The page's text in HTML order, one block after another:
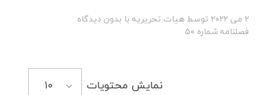
2 می 2022 توسط هیات تحریریه با بدون دیدگاه
فصلنامه شماره 50
نمایش محتویات